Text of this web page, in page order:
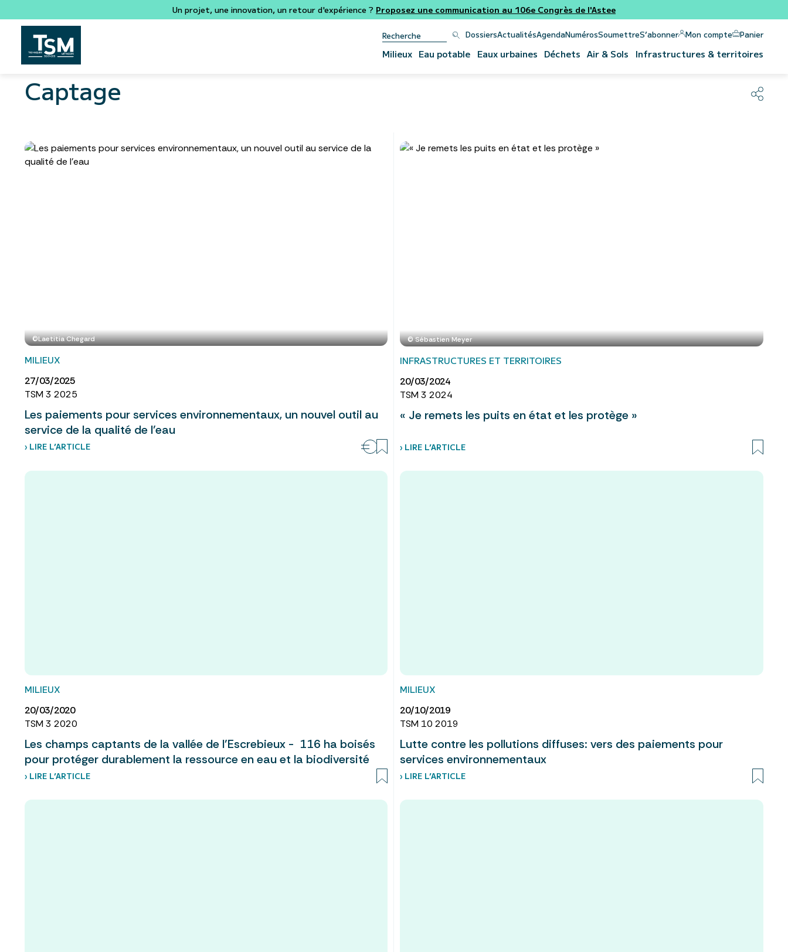
Un projet, une innovation, un retour d'expérience ? Proposez une communication au 106e Congrès de l'Astee
DossiersActualitésAgendaNumérosSoumettreS’abonner Mon compte Panier
Milieux Eau potable Eaux urbaines Déchets Air & Sols Infrastructures & territoires
Captage
©Laetitia Chegard
MILIEUX
27/03/2025
TSM 3 2025
Les paiements pour services environnementaux, un nouvel outil au
service de la qualité de l’eau
› LIRE L’ARTICLE
© Sébastien Meyer
INFRASTRUCTURES ET TERRITOIRES
20/03/2024
TSM 3 2024
« Je remets les puits en état et les protège »
› LIRE L’ARTICLE
MILIEUX
20/03/2020
TSM 3 2020
Les champs captants de la vallée de l’Escrebieux - 116 ha boisés
pour protéger durablement la ressource en eau et la biodiversité
› LIRE L’ARTICLE
MILIEUX
20/10/2019
TSM 10 2019
Lutte contre les pollutions diffuses: vers des paiements pour
services environnementaux
› LIRE L’ARTICLE